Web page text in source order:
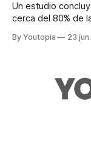
Un estudio
cerca del 80% de
By Youtopia 23